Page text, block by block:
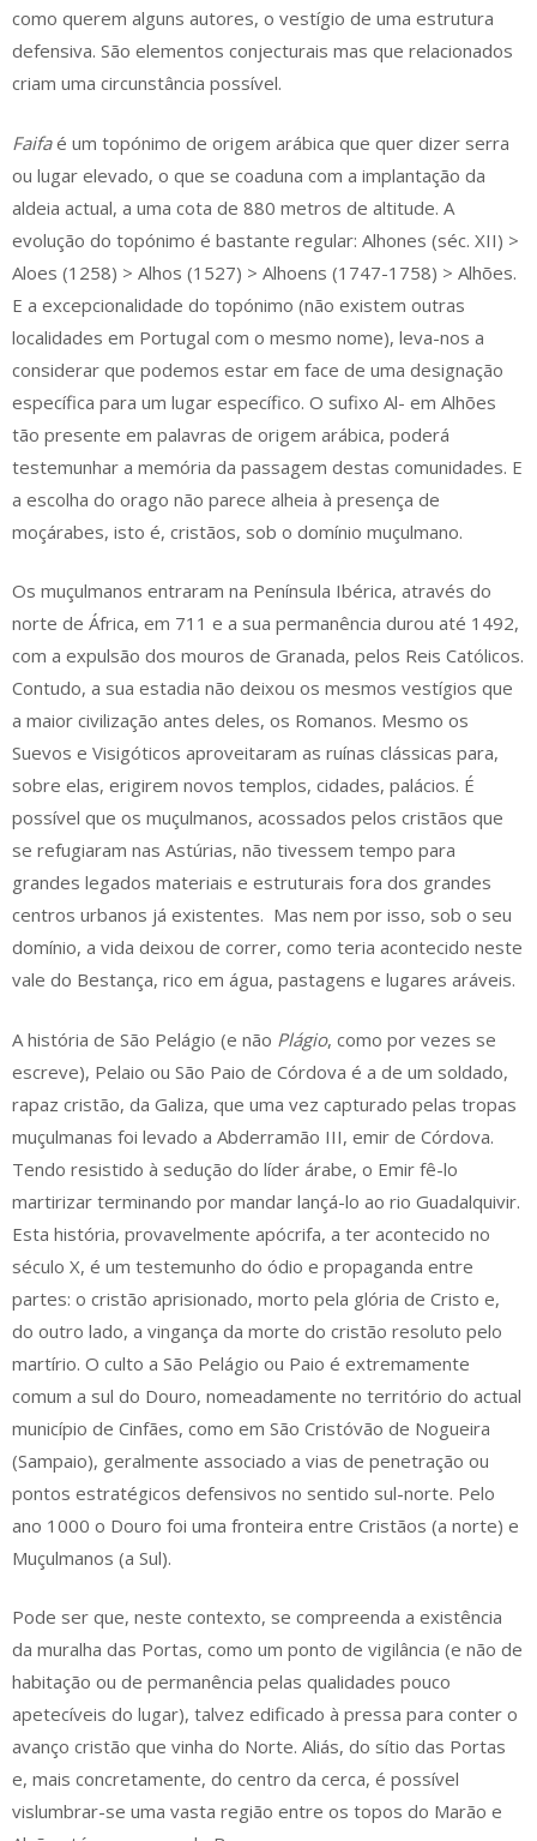
como querem alguns autores, o vestígio de uma estrutura
defensiva. São elementos conjecturais mas que relacionados
criam uma circunstância possível.
Faifaé um topónimo de origem arábica que quer dizer serra
ou lugar elevado, o que se coaduna com a implantação da
aldeia actual, a uma cota de 880 metros de altitude. A
evolução do topónimo é bastante regular: Alhones (séc. XII) >
Aloes (1258) > Alhos (1527) > Alhoens (1747-1758) > Alhões.
E a excepcionalidade do topónimo (não existem outras
localidades em Portugal com o mesmo nome), leva-nos a
considerar que podemos estar em face de uma designação
específica para um lugar específico. O sufixo Al- em Alhões
tão presente em palavras de origem arábica, poderá
testemunhar a memória da passagem destas comunidades. E
a escolha do orago não parece alheia à presença de
moçárabes, isto é, cristãos, sob o domínio muçulmano.
Os muçulmanos entraram na Península Ibérica, através do
norte de África, em 711 e a sua permanência durou até 1492,
com a expulsão dos mouros de Granada, pelos Reis Católicos.
Contudo, a sua estadia não deixou os mesmos vestígios que
a maior civilização antes deles, os Romanos. Mesmo os
Suevos e Visigóticos aproveitaram as ruínas clássicas para,
sobre elas, erigirem novos templos, cidades, palácios. É
possível que os muçulmanos, acossados pelos cristãos que
se refugiaram nas Astúrias, não tivessem tempo para
grandes legados materiais e estruturais fora dos grandes
centros urbanos já existentes. Mas nem por isso, sob o seu
domínio, a vida deixou de correr, como teria acontecido neste
vale do Bestança, rico em água, pastagens e lugares aráveis.
A história de São Pelágio (e não Plágio, como por vezes se
escreve), Pelaio ou São Paio de Córdova é a de um soldado,
rapaz cristão, da Galiza, que uma vez capturado pelas tropas
muçulmanas foi levado a Abderramão III, emir de Córdova.
Tendo resistido à sedução do líder árabe, o Emir fê-lo
martirizar terminando por mandar lançá-lo ao rio Guadalquivir.
Esta história, provavelmente apócrifa, a ter acontecido no
século X, é um testemunho do ódio e propaganda entre
partes: o cristão aprisionado, morto pela glória de Cristo e,
do outro lado, a vingança da morte do cristão resoluto pelo
martírio. O culto a São Pelágio ou Paio é extremamente
comum a sul do Douro, nomeadamente no território do actual
município de Cinfães, como em São Cristóvão de Nogueira
(Sampaio), geralmente associado a vias de penetração ou
pontos estratégicos defensivos no sentido sul-norte. Pelo
ano 1000 o Douro foi uma fronteira entre Cristãos (a norte) e
Muçulmanos (a Sul).
Pode ser que, neste contexto, se compreenda a existência
da muralha das Portas, como um ponto de vigilância (e não de
habitação ou de permanência pelas qualidades pouco
apetecíveis do lugar), talvez edificado à pressa para conter o
avanço cristão que vinha do Norte. Aliás, do sítio das Portas
e, mais concretamente, do centro da cerca, é possível
vislumbrar-se uma vasta região entre os topos do Marão e